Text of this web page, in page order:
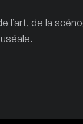
l’art, de la